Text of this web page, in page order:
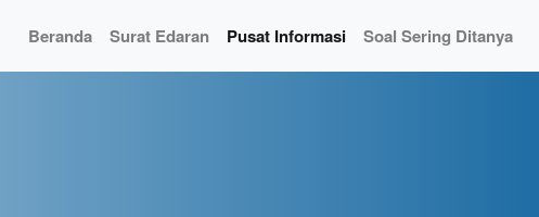
Beranda Surat Edaran Pusat Informasi Soal Sering Ditanya